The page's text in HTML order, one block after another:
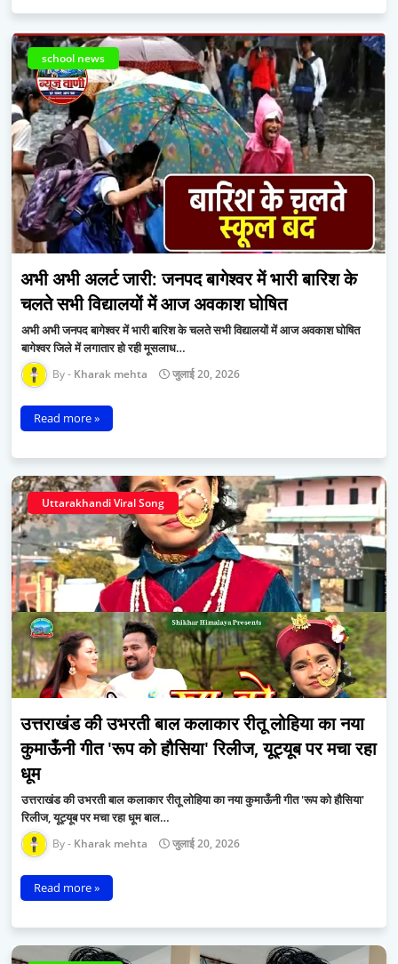
school news
अभी अभी अलर्ट जारी: जनपद बागेश्वर में भारी बारिश के
चलते सभी विद्यालयों में आज अवकाश घोषित
अभी अभी जनपद बागेश्वर में भारी बारिश के चलते सभी विद्यालयों में आज अवकाश घोषित ​
बागेश्वर जिले में लगातार हो रही मूसलाध…
Kharak mehta जुलाई 20, 2026
Read more »
Uttarakhandi Viral Song
उत्तराखंड की उभरती बाल कलाकार रीतू लोहिया का नया
कुमाऊँनी गीत 'रूप को हौसिया' रिलीज, यूट्यूब पर मचा रहा
धूम
उत्तराखंड की उभरती बाल कलाकार रीतू लोहिया का नया कुमाऊँनी गीत 'रूप को हौसिया'
रिलीज, यूट्यूब पर मचा रहा धूम बाल…
Kharak mehta जुलाई 20, 2026
Read more »